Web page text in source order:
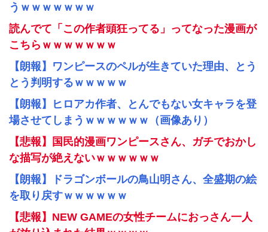
うｗｗｗｗｗｗｗ
読んでて「この作者頭狂ってる」ってなった漫画が
こちらｗｗｗｗｗｗｗ
【朗報】ワンピースのペルが生きていた理由、とう
とう判明するｗｗｗｗｗ
【朗報】ヒロアカ作者、とんでもない女キャラを登
場させてしまうｗｗｗｗｗｗ（画像あり）
【悲報】国民的漫画ワンピースさん、ガチでおかし
な描写が絶えないｗｗｗｗｗｗ
【朗報】ドラゴンボールの鳥山明さん、全盛期の絵
を取り戻すｗｗｗｗｗｗ
【悲報】NEW GAMEの女性チームにおっさん一人